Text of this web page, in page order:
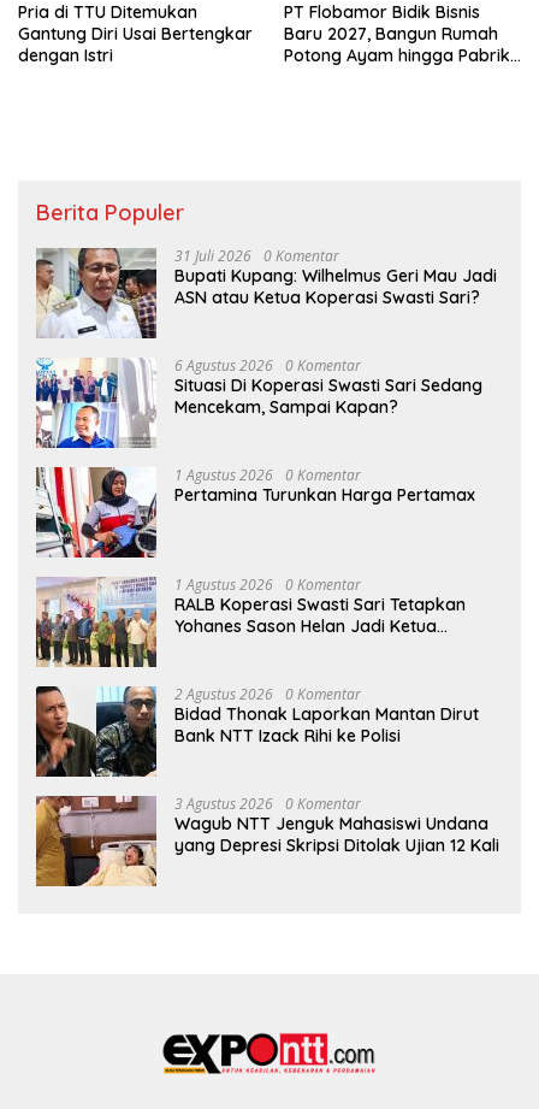
Pria di TTU Ditemukan
Gantung Diri Usai Bertengkar
dengan Istri
PT Flobamor Bidik Bisnis
Baru 2027, Bangun Rumah
Potong Ayam hingga Pabrik
Berita Populer
31 Juli 2026 0 Komentar
Bupati Kupang: Wilhelmus Geri Mau Jadi
ASN atau Ketua Koperasi Swasti Sari?
6 Agustus 2026 0 Komentar
Situasi Di Koperasi Swasti Sari Sedang
Mencekam, Sampai Kapan?
1 Agustus 2026 0 Komentar
Pertamina Turunkan Harga Pertamax
1 Agustus 2026 0 Komentar
RALB Koperasi Swasti Sari Tetapkan
Yohanes Sason Helan Jadi Ketua
2 Agustus 2026 0 Komentar
Bidad Thonak Laporkan Mantan Dirut
Bank NTT Izack Rihi ke Polisi
3 Agustus 2026 0 Komentar
Wagub NTT Jenguk Mahasiswi Undana
yang Depresi Skripsi Ditolak Ujian 12 Kali